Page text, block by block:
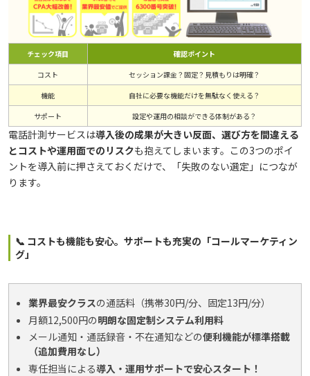
チェック項目
確認ポイント
コスト
セッション課金？固定？見積もりは明確？
機能
自社に必要な機能だけを無駄なく使える？
サポート
設定や運用の相談ができる体制がある？
電話計測サービスは導入後の成果が大きい反面、選び方を間違える
とコストや運用面でのリスクも抱えてしまいます。この3つのポイ
ントを導入前に押さえておくだけで、「失敗のない選定」につなが
ります。
📞 コストも機能も安心。サポートも充実の「コールマーケティン
グ」
業界最安クラスの通話料（携帯30円/分、固定13円/分）
月額12,500円の明朗な固定制システム利用料
メール通知・通話録音・不在通知などの便利機能が標準搭載
（追加費用なし）
専任担当による導入・運用サポートで安心スタート！